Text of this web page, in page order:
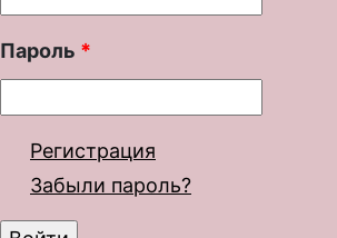
Пароль *
Регистрация
Забыли пароль?